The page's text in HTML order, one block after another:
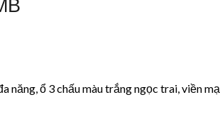
năng, ổ 3 chấu màu trắng ngọc trai, viền mạ